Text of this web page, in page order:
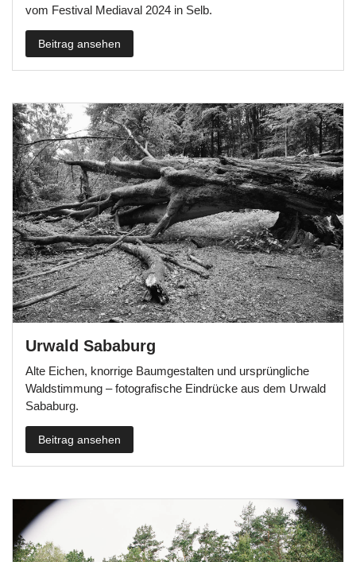
vom Festival Mediaval 2024 in Selb.
Beitrag ansehen
Urwald Sababurg
Alte Eichen, knorrige Baumgestalten und ursprüngliche
Waldstimmung – fotografische Eindrücke aus dem Urwald
Sababurg.
Beitrag ansehen